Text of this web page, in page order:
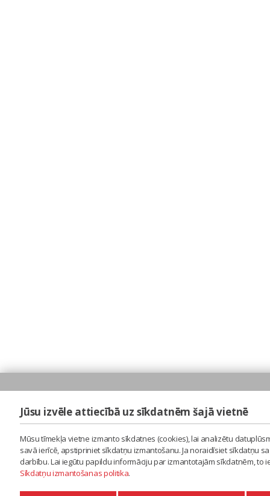
Jūsu izvēle attiecībā uz sīkdatnēm šajā vietnē
Mūsu tīmekļa vietne izmanto sīkdatnes (cookies), lai analizētu
savā ierīcē, apstipriniet sīkdatņu izmantošanu. Ja noraidīsiet sīkdatņu
darbību. Lai iegūtu papildu informāciju par izmantotajām sīkdatnēm,
Sīkdatņu izmantošanas politika.